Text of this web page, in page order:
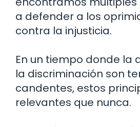
a defender a los
contra la injusticia.
En un tiempo donde la
la discriminación son
candentes, estos
relevantes que nunca.